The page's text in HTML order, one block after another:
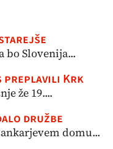
bo Slovenija...
preplavili Krk
že 19....
družbe
domu...